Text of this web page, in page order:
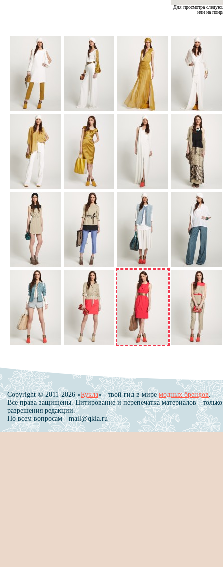
Для просмотра
или на
Copyright © 2011-2026 «Кукла» - твой гид в миремодных брендов.
Все права защищены. Цитирование и перепечатка материалов - только
разрешения редакции.
По всем вопросам - mail@qkla.ru